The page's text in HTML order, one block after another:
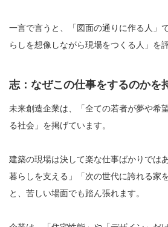
一言で言うと、「図面の通りに作る人」
らしを想像しながら現場をつくる人」を
志：なぜこの仕事をするのかを
未来創造企業は、「全ての若者が夢や希
る社会」を掲げています。
建築の現場は決して楽な仕事ばかりでは
暮らしを支える」「次の世代に誇れる家
と、苦しい場面でも踏ん張れます。